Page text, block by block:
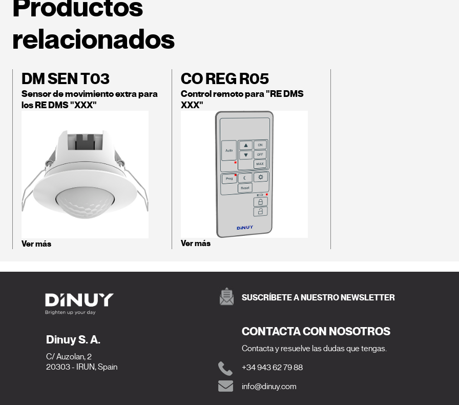
Productos
relacionados
DM SEN T03
Sensor de movimiento extra para
los RE DMS "XXX"
Ver más
CO REG R05
Control remoto para "RE DMS
XXX"
Ver más
Dinuy S. A.
C/ Auzolan, 2
20303 - IRUN, Spain
SUSCRÍBETE A NUESTRO NEWSLETTER
CONTACTA CON NOSOTROS
Contacta y resuelve las dudas que tengas.
+34 943 62 79 88
info@dinuy.com